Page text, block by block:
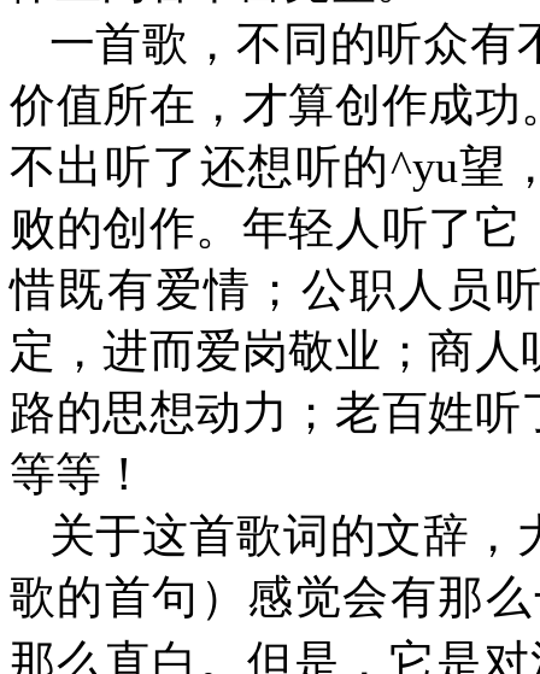
一首歌，不同的听众有
价值所在，才算创作成
不出听了还想听的^yu望
败的创作。年轻人听了
惜既有爱情；公职人员
定，进而爱岗敬业；商
路的思想动力；老百姓
等等！
关于这首歌词的文辞，
歌的首句）感觉会有那
那么直白。但是，它